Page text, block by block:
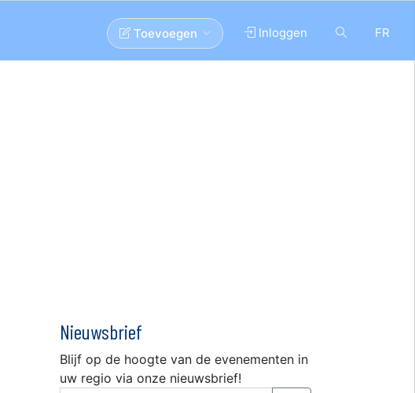
FR
Inloggen
Toevoegen
Nieuwsbrief
Blijf op de hoogte van de evenementen in
uw regio via onze nieuwsbrief!